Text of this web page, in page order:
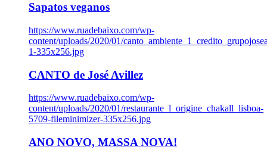
Sapatos veganos
https://www.ruadebaixo.com/wp-
content/uploads/2020/01/
1-335x256.jpg
CANTO de José Avillez
https://www.ruadebaixo.com/wp-
content/uploads/2020/01/restaurante_l_origine_chakall_lisboa-
5709-fileminimizer-335x256.jpg
ANO NOVO, MASSA NOVA!